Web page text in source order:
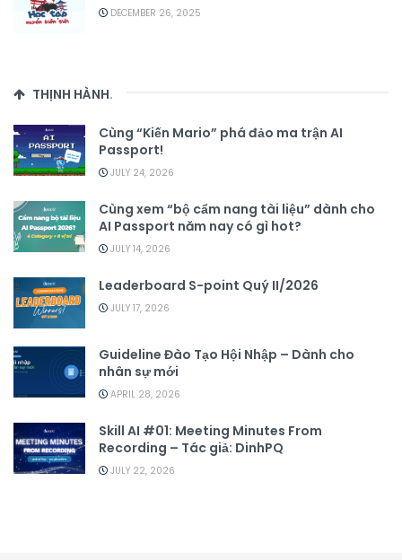
DECEMBER 26, 2025
THỊNH HÀNH.
Cùng “Kiến Mario” phá đảo ma trận AI
Passport!
JULY 24, 2026
Cùng xem “bộ cẩm nang tài liệu” dành cho
AI Passport năm nay có gì hot?
JULY 14, 2026
Leaderboard S-point Quý II/2026
JULY 17, 2026
Guideline Đào Tạo Hội Nhập – Dành cho
nhân sự mới
APRIL 28, 2026
Skill AI #01: Meeting Minutes From
Recording – Tác giả: DinhPQ
JULY 22, 2026